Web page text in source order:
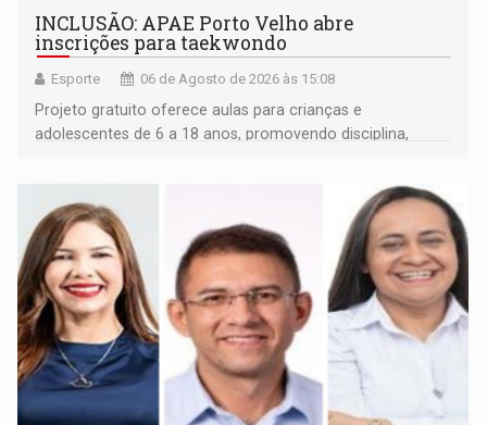
INCLUSÃO: APAE Porto Velho abre
inscrições para taekwondo
Esporte 06 de Agosto de 2026 às 15:08
Projeto gratuito oferece aulas para crianças e
adolescentes de 6 a 18 anos, promovendo disciplina,